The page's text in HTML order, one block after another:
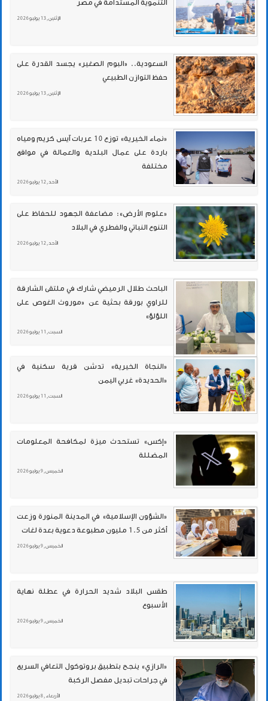
التنموية المستدامة في مصر
الإثنين , 13 يوليو 2026
السعودية.. «البوم الصغير» يجسد القدرة على
حفظ التوازن الطبيعي
الإثنين , 13 يوليو 2026
«نماء الخيرية» توزع 10 عربات آيس كريم ومياه
باردة على عمال البلدية والعمالة في مواقع
مختلفة
الأحد , 12 يوليو 2026
«علوم الأرض»: مضاعفة الجهود للحفاظ على
التنوع النباتي والفطري في البلاد
الأحد , 12 يوليو 2026
الباحث طلال الرميضي شارك في ملتقى الشارقة
للراوي بورقة بحثية عن «موروث الغوص على
اللؤلؤ»
السبت , 11 يوليو 2026
«النجاة الخيرية» تدشن قرية سكنية في
«الحديدة» غربي اليمن
السبت , 11 يوليو 2026
«إكس» تستحدث ميزة لمكافحة المعلومات
المضللة
الخميس , 9 يوليو 2026
«الشؤون الإسلامية» في المدينة المنورة وزعت
أكثر من 1.5 مليون مطبوعة دعوية بعدة لغات
الخميس , 9 يوليو 2026
طقس البلاد شديد الحرارة في عطلة نهاية
الأسبوع
الخميس , 9 يوليو 2026
«الرازي» ينجح بتطبيق بروتوكول التعافي السريع
في جراحات تبديل مفصل الركبة
الأربعاء , 8 يوليو 2026